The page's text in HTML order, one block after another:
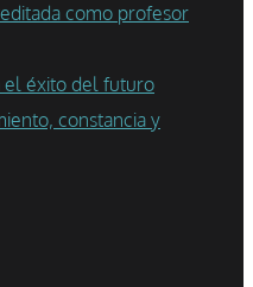
como profesor
el éxito del futuro
constancia y